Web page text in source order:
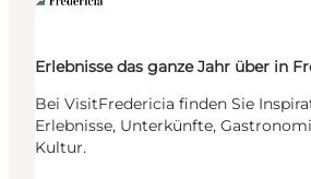
Erlebnisse das ganze Jahr über in
Bei VisitFredericia finden Sie
Erlebnisse, Unterkünfte,
Kultur.